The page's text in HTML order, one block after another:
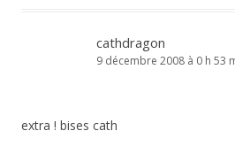
cathdragon
9 décembre 2008 à 0 h 53
extra ! bises cath